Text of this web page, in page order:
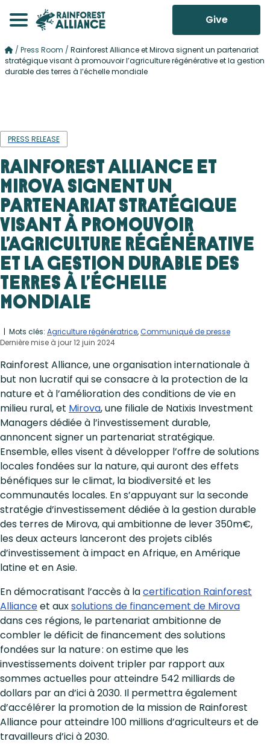
Give
/ Press Room / Rainforest Alliance et Mirova signent un partenariat
stratégique visant à promouvoir l’agriculture régénérative et la gestion
durable des terres à l’échelle mondiale
PRESS RELEASE
Rainforest Alliance et
Mirova signent un
partenariat stratégique
visant à promouvoir
l’agriculture régénérative
et la gestion durable des
terres à l’échelle
mondiale
| Mots clés: Agriculture régénératrice,Communiqué de presse
Dernière mise à jour 12 juin 2024
Rainforest Alliance, une organisation internationale à
but non lucratif qui se consacre à la protection de la
nature et à l’amélioration des conditions de vie en
milieu rural, et Mirova, une filiale de Natixis Investment
Managers dédiée à l’investissement durable,
annoncent signer un partenariat stratégique.
Ensemble, elles visent à développer l’offre de solutions
locales fondées sur la nature, qui auront des effets
bénéfiques sur le climat, la biodiversité et les
communautés locales. En s’appuyant sur la seconde
stratégie d’investissement dédiée à la gestion durable
des terres de Mirova, qui ambitionne de lever 350m€,
les deux acteurs lanceront des projets ciblés
d’investissement à impact en Afrique, en Amérique
latine et en Asie.
En démocratisant l’accès à lacertification Rainforest
Allianceet auxsolutions de financement de Mirova
dans ces régions, le partenariat ambitionne de
combler le déficit de financement des solutions
fondées sur la nature : on estime que les
investissements doivent tripler par rapport aux
sommes actuelles pour atteindre 542 milliards de
dollars par an d’ici à 2030. Il permettra également
d’accélérer la promotion de la mission de Rainforest
Alliance pour atteindre 100 millions d’agriculteurs et de
travailleurs d’ici à 2030.